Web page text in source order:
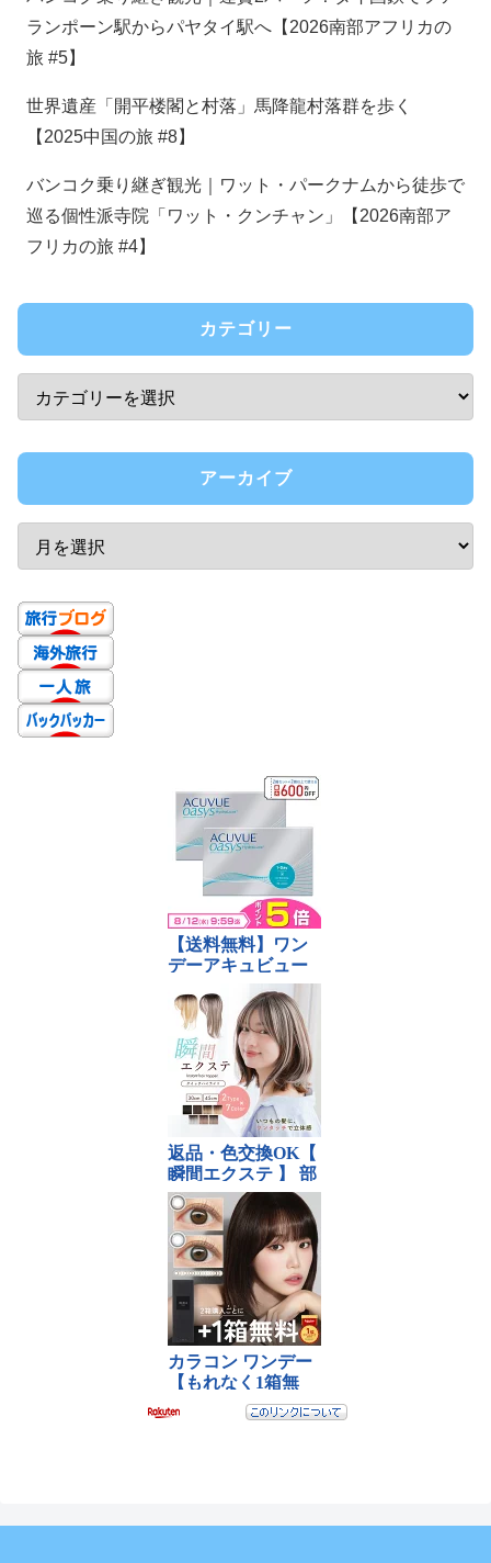
ランポーン駅からパヤタイ駅へ【2026南部アフリカの
旅 #5】
世界遺産「開平楼閣と村落」馬降龍村落群を歩く
【2025中国の旅 #8】
バンコク乗り継ぎ観光｜ワット・パークナムから徒歩で
巡る個性派寺院「ワット・クンチャン」【2026南部ア
フリカの旅 #4】
カテゴリー
アーカイブ